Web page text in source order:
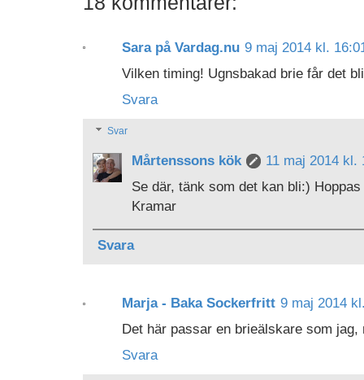
Sara på Vardag.nu 9 maj 2014 kl.
Vilken timing! Ugnsbakad brie får det
Svara
Svar
Mårtenssons kök
11 maj 2014 kl.
Se där, tänk som det kan bli:)
Kramar
Svara
Marja - Baka Sockerfritt 9 maj 2014
Det här passar en brieälskare som
Svara